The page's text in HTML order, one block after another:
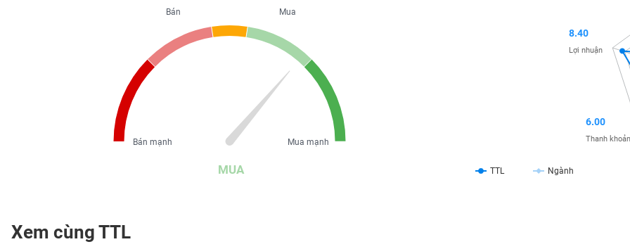
MUA
Mua
Mua mạnh
Bán
Bán mạnh
TTL Ngành
6.00
Thanh khoản
8.40
Lợi nhuận
Xem cùng TTL